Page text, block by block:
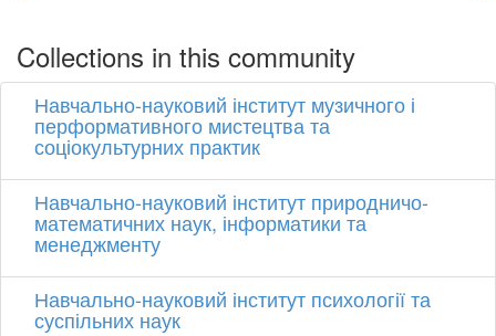
Collections in this community
Навчально-науковий інститут музичного і
перформативного мистецтва та
соціокультурних практик
Навчально-науковий інститут природничо-
математичних наук, інформатики та
менеджменту
Навчально-науковий інститут психології та
суспільних наук